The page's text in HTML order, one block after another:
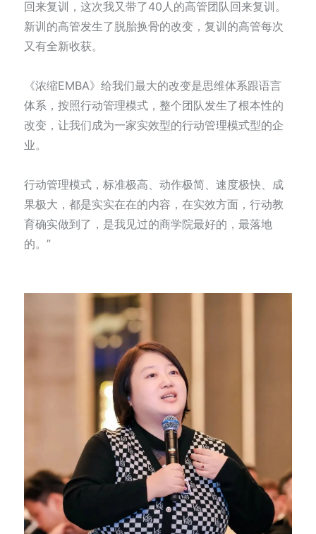
回来复训，这次我又带了40人的高管团队回来复训。
新训的高管发生了脱胎换骨的改变，复训的高管每次
又有全新收获。
《浓缩EMBA》给我们最大的改变是思维体系跟语言
体系，按照行动管理模式，整个团队发生了根本性的
改变，让我们成为一家实效型的行动管理模式型的企
业。
行动管理模式，标准极高、动作极简、速度极快、成
果极大，都是实实在在的内容，在实效方面，行动教
育确实做到了，是我见过的商学院最好的，最落地
的。”